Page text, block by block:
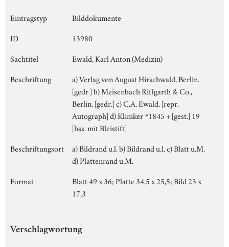
Eintragstyp
Bilddokumente
ID
13980
Sachtitel
Ewald, Karl Anton (Medizin)
Beschriftung
a) Verlag von August Hirschwald, Berlin.
[gedr.] b) Meisenbach Riffgarth & Co.,
Berlin. [gedr.] c) C.A. Ewald. [repr.
Autograph] d) Kliniker *1845 + [gest.] 19
[hss. mit Bleistift]
Beschriftungsort
a) Bildrand u.l. b) Bildrand u.l. c) Blatt u.M.
d) Plattenrand u.M.
Format
Blatt 49 x 36; Platte 34,5 x 25,5; Bild 23 x
17,3
Verschlagwortung